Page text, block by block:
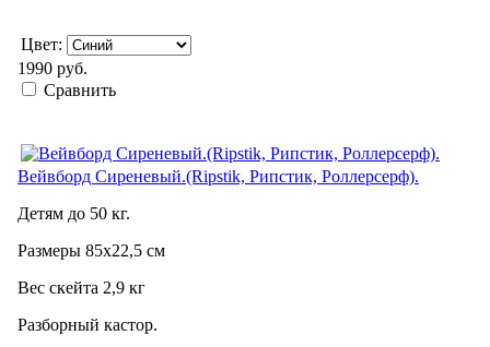
Цвет:
1990 руб.
Сравнить
Вейвборд Сиреневый.(Ripstik, Рипстик, Роллерсерф).
Детям до 50 кг.
Размеры 85х22,5 см
Вес скейта 2,9 кг
Разборный кастор.